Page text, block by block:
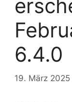
6.4.0
19. März 2025